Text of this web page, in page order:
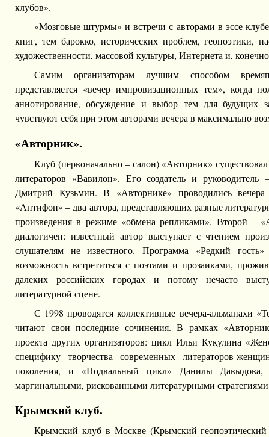
клубов».
«Мозговые штурмы» и встречи с авторами в эссе-
книг, тем барокко, исторических проблем, геопоэтики,
художественности, массовой культуры, Интернета и,
Самим организаторам лучшим способом
представляется «вечер импровизационных тем», когда
аннотирование, обсуждение и выбор тем для будущих
чувствуют себя при этом авторами вечера в максимально
«Авторник».
Клуб (первоначально – салон) «Авторник»
литераторов «Вавилон». Его создатель и руководитель
Дмитрий Кузьмин. В «Авторнике» проводились
«Антифон» – два автора, представляющих разные
произведения в режиме «обмена репликами». Второй –
диалогичен: известный автор выступает с чтением
слушателям не известного. Программа «Редкий гость»
возможность встретиться с поэтами и прозаиками,
далеких российских городах и потому нечасто
литературной сцене.
С 1998 проводятся коллективные вечера-альманахи
читают свои последние сочинения. В рамках
проекта других организаторов: цикл Ильи Кукулина
специфику творчества современных литераторов-
поколения, и «Подвальный цикл» Данилы Давыдова,
маргинальными, рискованными литературными
Крымский клуб.
Крымский клуб в Москве (Крымский геопоэтический